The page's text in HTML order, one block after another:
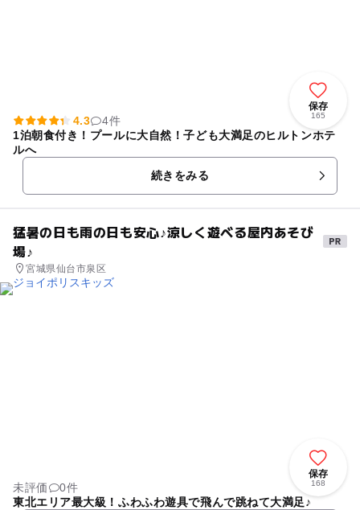
保存
165
4.3
4件
1泊朝食付き！プールに大自然！子ども大満足のヒルトンホテ
ルへ
続きをみる
猛暑の日も雨の日も安心♪涼しく遊べる屋内あそび
場♪
宮城県仙台市泉区
保存
168
未評価
0件
東北エリア最大級！ふわふわ遊具で飛んで跳ねて大満足♪